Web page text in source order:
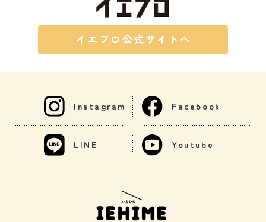
イエプロ公式サイトへ
Instagram Facebook
LINE Youtube